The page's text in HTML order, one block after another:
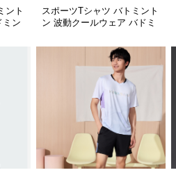
ント
ミン
スポーツTシャツ バトミント
ン 波動クールウェア バドミ